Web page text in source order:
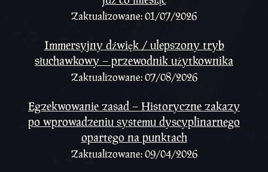
Zaktualizowane: 01/07/2026
Immersyjny dźwięk / ulepszony tryb
słuchawkowy – przewodnik użytkownika
Zaktualizowane: 07/08/2026
Egzekwowanie zasad – Historyczne zakazy
po wprowadzeniu systemu dyscyplinarnego
opartego na punktach
Zaktualizowane: 09/04/2026